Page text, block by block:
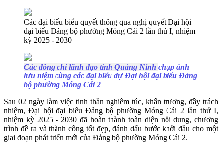
Các đại biểu biểu quyết thông qua nghị quyết Đại hội
đại biểu Đảng bộ phường Móng Cái 2 lần thứ I, nhiệm
kỳ 2025 - 2030
Các đồng chí lãnh đạo tỉnh Quảng Ninh chụp ảnh
lưu niệm cùng các đại biểu dự Đại hội đại biểu Đảng
bộ phường Móng Cái 2
Sau 02 ngày làm việc tinh thần nghiêm túc, khẩn trương, đầy trách
nhiệm, Đại hội đại biểu Đảng bộ phường Móng Cái 2 lần thứ I,
nhiệm kỳ 2025 - 2030 đã hoàn thành toàn diện nội dung, chương
trình đề ra và thành công tốt đẹp, đánh dấu bước khởi đầu cho một
giai đoạn phát triển mới của Đảng bộ phường Móng Cái 2.